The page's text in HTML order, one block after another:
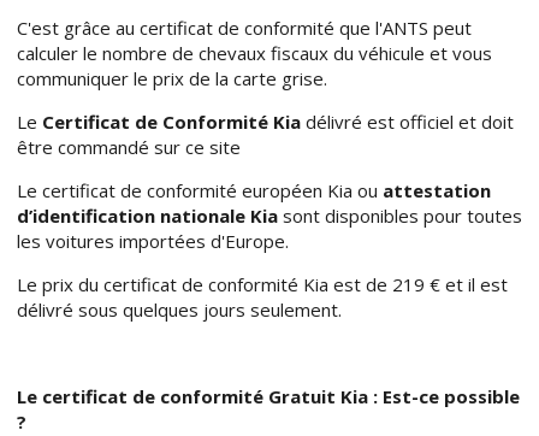
C'est grâce au certificat de conformité que l'ANTS peut
calculer le nombre de chevaux fiscaux du véhicule et vous
communiquer le prix de la carte grise.
Le Certificat de Conformité Kiadélivré est officiel et doit
être commandé sur ce site
Le certificat de conformité européen Kia ou attestation
d’identification nationale Kiasont disponibles pour toutes
les voitures importées d'Europe.
Le prix du certificat de conformité Kia est de 219 € et il est
délivré sous quelques jours seulement.
Le certificat de conformité Gratuit Kia : Est-ce possible
?